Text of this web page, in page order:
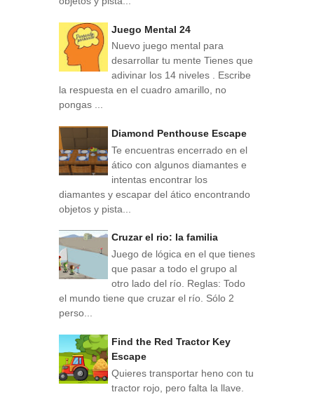
Juego Mental 24
Nuevo juego mental para
desarrollar tu mente Tienes que
adivinar los 14 niveles . Escribe
la respuesta en el cuadro amarillo, no
pongas ...
Diamond Penthouse Escape
Te encuentras encerrado en el
ático con algunos diamantes e
intentas encontrar los
diamantes y escapar del ático encontrando
objetos y pista...
Cruzar el rio: la familia
Juego de lógica en el que tienes
que pasar a todo el grupo al
otro lado del río. Reglas: Todo
el mundo tiene que cruzar el río. Sólo 2
perso...
Find the Red Tractor Key
Escape
Quieres transportar heno con tu
tractor rojo, pero falta la llave.